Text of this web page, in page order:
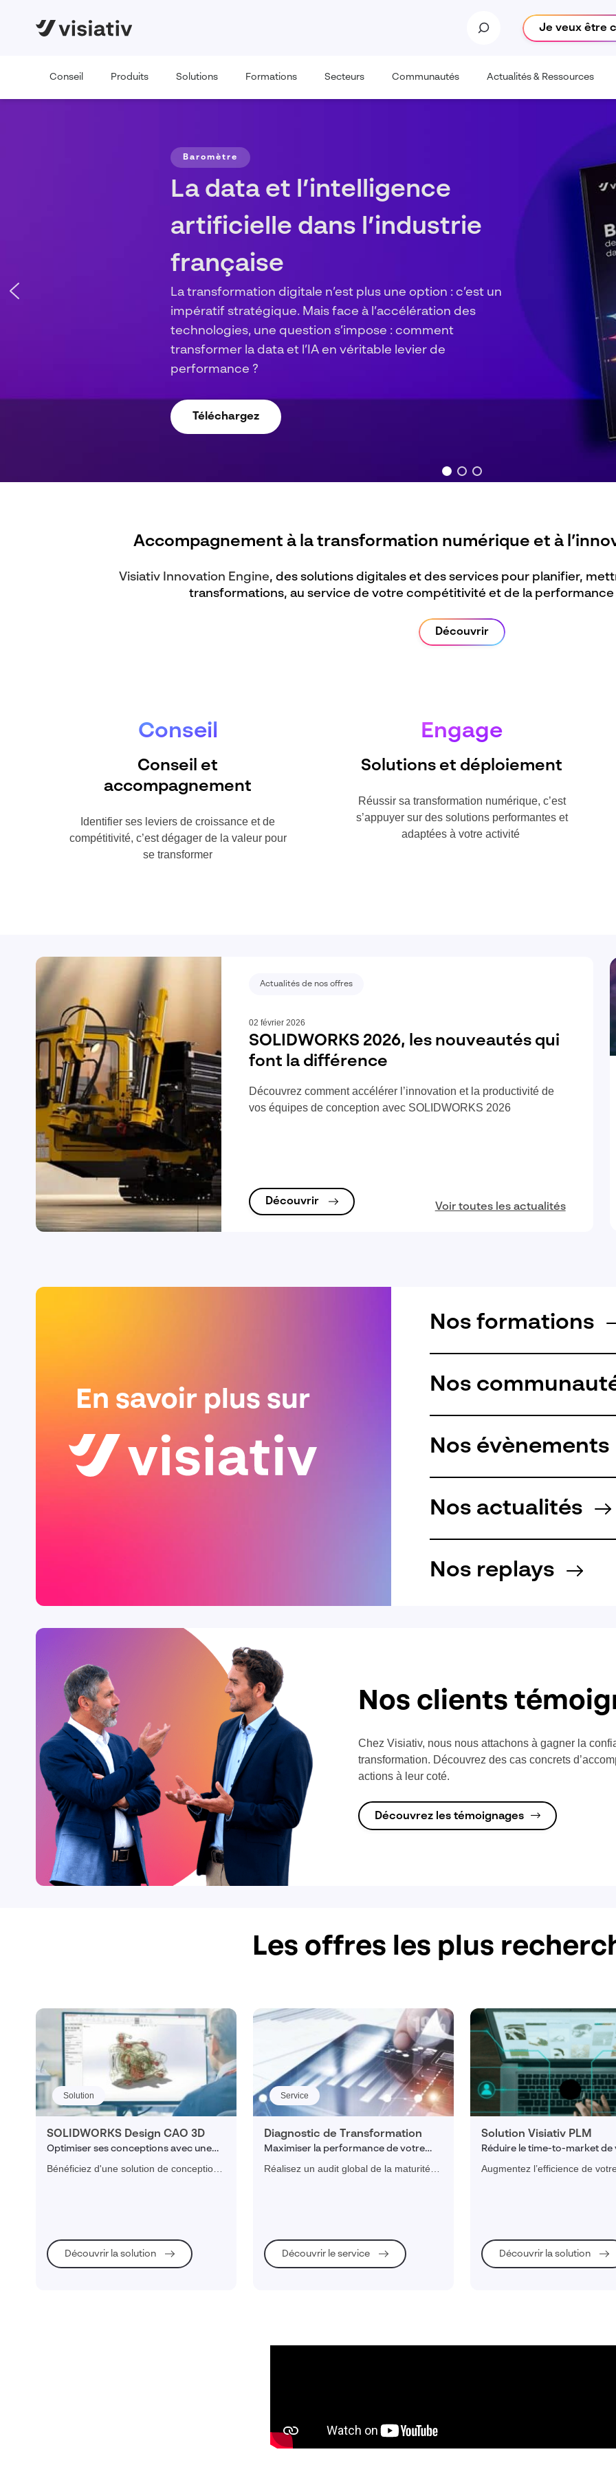
Je veux être
Conseil Produits Solutions Formations Secteurs Communautés Actualités & Ressources
FORMATION
Vos conceptions sont-elles
prêtes pour l’IA Dassault
Systèmes ?
Sans méthode, l’IA amplifie vos erreurs.
Avec la formation, elle révèle votre performance !
Accompagnement à la transformation numérique et à
Visiativ Innovation Engine, ​des solutions digitales et des services pour planifier,
transformations, au service de votre compétitivité et de la
Découvrir
Conseil
Conseil et
accompagnement
Identifier ses leviers de croissance et de
compétitivité, c’est dégager de la valeur pour
se transformer
Engage
Solutions et déploiement
Réussir sa transformation numérique, c’est
s’appuyer sur des solutions performantes et
adaptées à votre activité ​
Actualités de nos offres
02 février 2026
SOLIDWORKS 2026, les nouveautés qui
font la différence
Découvrez comment accélérer l’innovation et la productivité de
vos équipes de conception avec SOLIDWORKS 2026
Découvrir Voir toutes les actualités
En savoir plus sur
Nos formations
Nos
Nos évènements
Nos actualités
Nos replays
Nos clients
Chez Visiativ, nous nous attachons à gagner la
transformation. Découvrez des cas concrets
actions à leur coté.
Découvrez les témoignages
Les offres les plus
Solution
SOLIDWORKS Design CAO 3D
Optimiser ses conceptions avec une
solution intuitive
Bénéficiez d'une solution de conception
Découvrir la solution
Service
Diagnostic de Transformation
Maximiser la performance de votre
entreprise
Réalisez un audit global de la maturité
Découvrir le service
Solution Visiativ PLM
Réduire le time-to-market de
produits
Augmentez l’efficience de
Découvrir la solution